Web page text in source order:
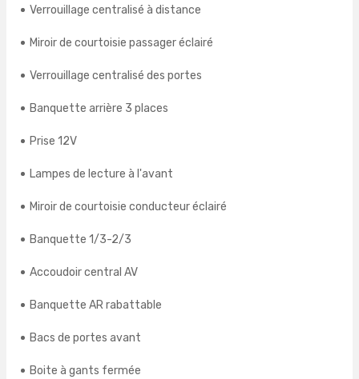
Verrouillage centralisé à distance
Miroir de courtoisie passager éclairé
Verrouillage centralisé des portes
Banquette arrière 3 places
Prise 12V
Lampes de lecture à l'avant
Miroir de courtoisie conducteur éclairé
Banquette 1/3-2/3
Accoudoir central AV
Banquette AR rabattable
Bacs de portes avant
Boite à gants fermée